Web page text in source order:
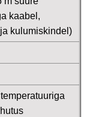
kaabel,
kulumiskindel)